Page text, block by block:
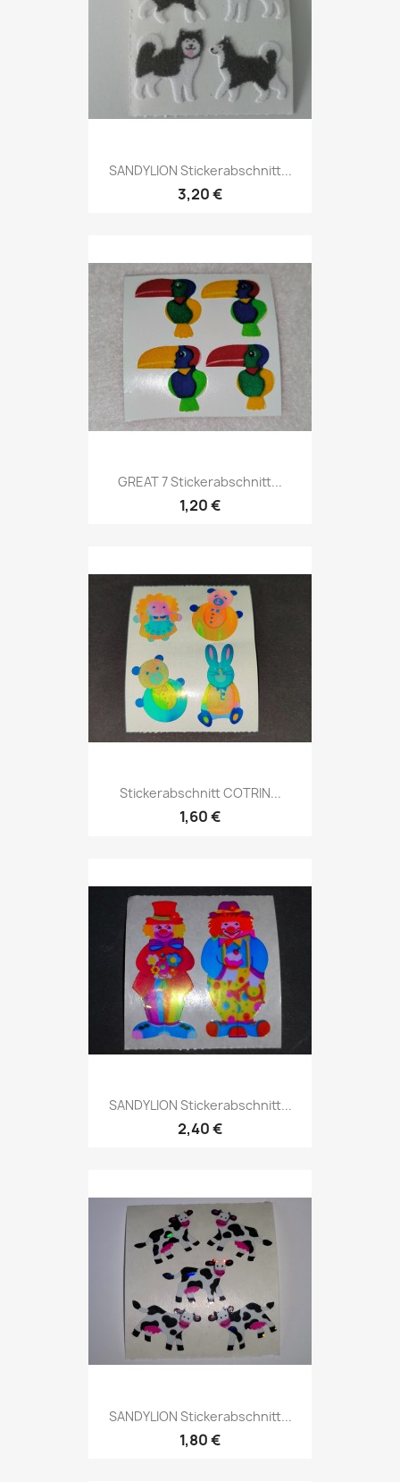
SANDYLION Stickerabschnitt...
3,20 €
GREAT 7 Stickerabschnitt...
1,20 €
Stickerabschnitt COTRIN...
1,60 €
SANDYLION Stickerabschnitt...
2,40 €
SANDYLION Stickerabschnitt...
1,80 €